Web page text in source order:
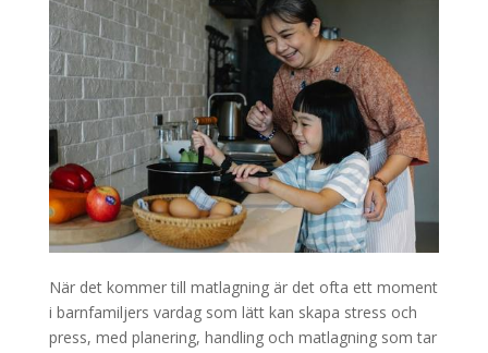
När det kommer till matlagning är det ofta ett moment
i barnfamiljers vardag som lätt kan skapa stress och
press, med planering, handling och matlagning som tar